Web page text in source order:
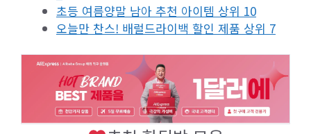
초등 여름양말 남아 추천 아이템 상위 10
오늘만 찬스! 배럴드라이백 할인 제품 상위 7